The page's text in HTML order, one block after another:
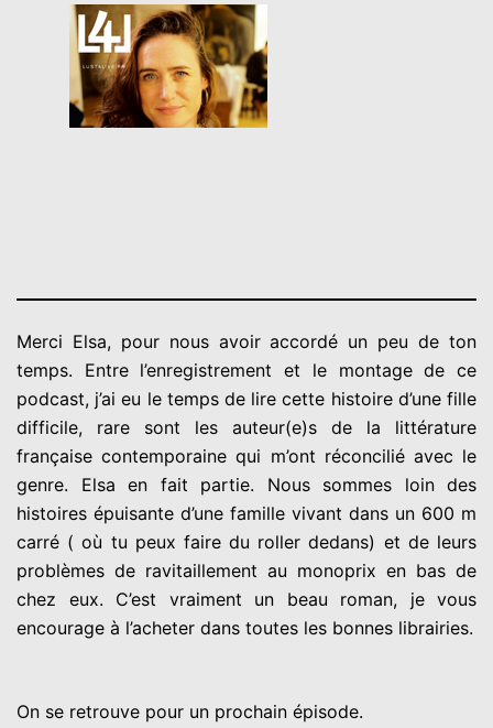
Merci Elsa, pour nous avoir accordé un peu de ton
temps. Entre l’enregistrement et le montage de ce
podcast, j’ai eu le temps de lire cette histoire d’une fille
difficile, rare sont les auteur(e)s de la littérature
française contemporaine qui m’ont réconcilié avec le
genre. Elsa en fait partie. Nous sommes loin des
histoires épuisante d’une famille vivant dans un 600 m
carré ( où tu peux faire du roller dedans) et de leurs
problèmes de ravitaillement au monoprix en bas de
chez eux. C’est vraiment un beau roman, je vous
encourage à l’acheter dans toutes les bonnes librairies.
On se retrouve pour un prochain épisode.